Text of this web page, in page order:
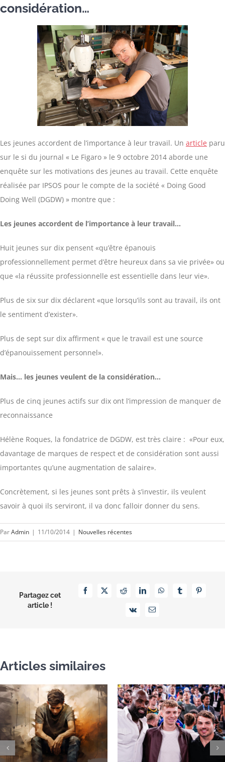
considération…
Les jeunes accordent de l’importance à leur travail. Un article paru
sur le si du journal « Le Figaro » le 9 octobre 2014 aborde une
enquête sur les motivations des jeunes au travail. Cette enquête
réalisée par IPSOS pour le compte de la société « Doing Good
Doing Well (DGDW) » montre que :
Les jeunes accordent de l’importance à leur travail…
Huit jeunes sur dix pensent «qu’être épanouis
professionnellement permet d’être heureux dans sa vie privée» ou
que «la réussite professionnelle est essentielle dans leur vie».
Plus de six sur dix déclarent «que lorsqu’ils sont au travail, ils ont
le sentiment d’exister».
Plus de sept sur dix affirment « que le travail est une source
d’épanouissement personnel».
Mais… les jeunes veulent de la considération…
Plus de cinq jeunes actifs sur dix ont l’impression de manquer de
reconnaissance
Hélène Roques, la fondatrice de DGDW, est très claire : «Pour eux,
davantage de marques de respect et de considération sont aussi
importantes qu’une augmentation de salaire».
Concrètement, si les jeunes sont prêts à s’investir, ils veulent
savoir à quoi ils serviront, il va donc falloir donner du sens.
ParAdmin | 11/10/2014 | Nouvelles récentes
Partagez cet
article !
Facebook
X RedditLinkedInWhatsAppTumblrPinterest
Vk Email
Articles similaires